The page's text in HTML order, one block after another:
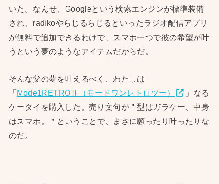
いた。なんせ、Googleという検索エンジンが標準装備
され、radikoやらじるらじるといったラジオ配信アプリ
が無料で追加できるわけで、スマホ一つで彼の希望が叶
うという夢のようなアイテムだからだ。
そんな父の夢を叶えるべく、わたしは
「Mode1RETROⅡ（モードワンレトロツー）
」なる
ケータイを購入した。売り文句が＂型はガラケー、中身
はスマホ。＂ということで、まさに願ったり叶ったりな
のだ。